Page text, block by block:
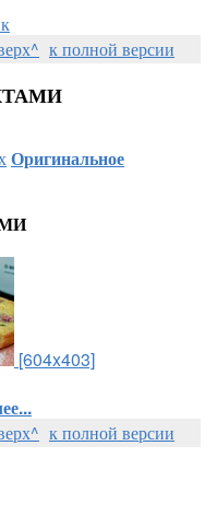
к полной версии
Оригинальное
[604x403]
к полной версии